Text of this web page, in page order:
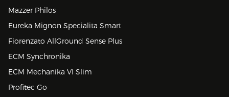
Mazzer Philos
Eureka Mignon Specialita Smart
Fiorenzato AllGround Sense Plus
ECM Synchronika
ECM Mechanika VI Slim
Profitec Go